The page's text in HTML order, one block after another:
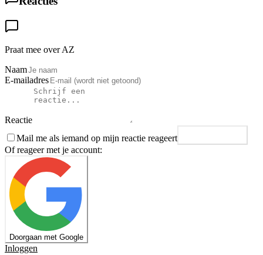
Praat mee over AZ
Naam
E-mailadres
Reactie
Mail me als iemand op mijn reactie reageert
Of reageer met je account:
Doorgaan met Google
Inloggen